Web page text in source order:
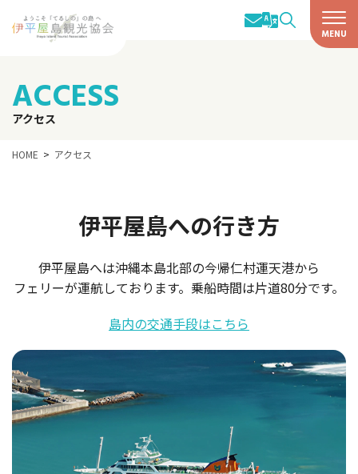
ACCESS
アクセス
HOME アクセス
伊平屋島への行き方
伊平屋島へは沖縄本島北部の今帰仁村運天港から
フェリーが運航しております。乗船時間は片道80分です。
島内の交通手段はこちら